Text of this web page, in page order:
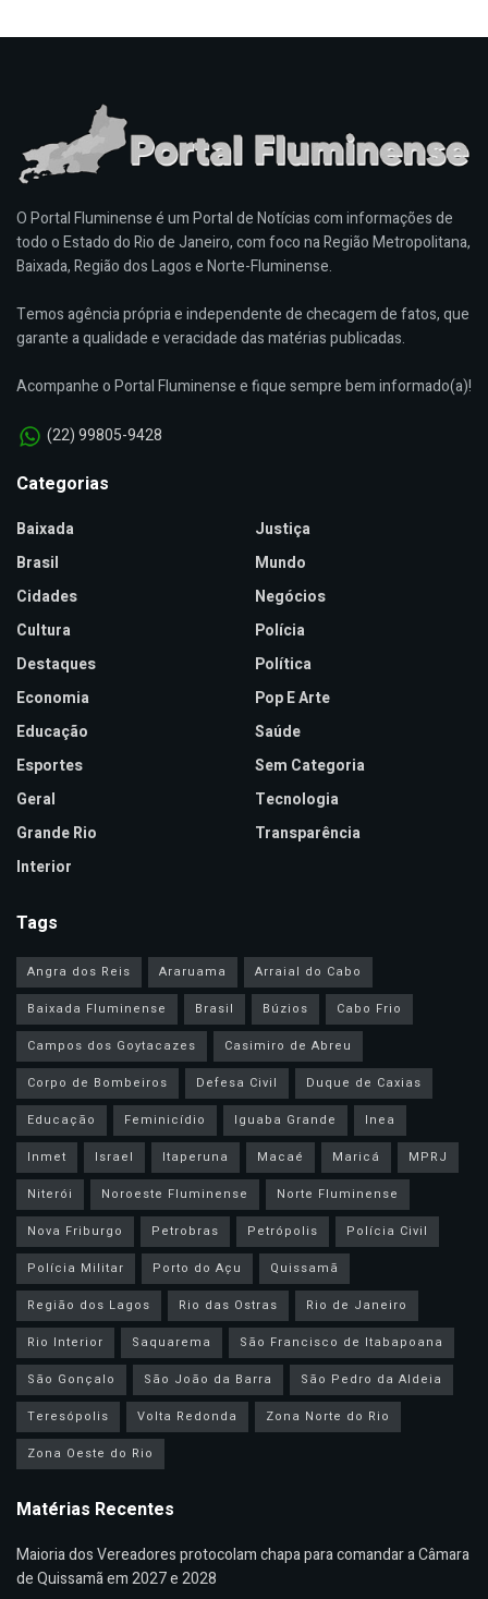
O Portal Fluminense é um Portal de Notícias com informações de
todo o Estado do Rio de Janeiro, com foco na Região Metropolitana,
Baixada, Região dos Lagos e Norte-Fluminense.
Temos agência própria e independente de checagem de fatos, que
garante a qualidade e veracidade das matérias publicadas.
Acompanhe o Portal Fluminense e fique sempre bem informado(a)!
(22) 99805-9428
Categorias
Baixada
Brasil
Cidades
Cultura
Destaques
Economia
Educação
Esportes
Geral
Grande Rio
Interior
Justiça
Mundo
Negócios
Polícia
Política
Pop E Arte
Saúde
Sem Categoria
Tecnologia
Transparência
Tags
Angra dos Reis Araruama
Arraial do Cabo
Baixada Fluminense
Brasil Búzios
Cabo Frio
Campos dos Goytacazes
Casimiro de Abreu
Corpo de Bombeiros
Defesa Civil
Duque de Caxias
Educação
Feminicídio Iguaba Grande
Inea
Inmet
Israel Itaperuna Macaé Maricá
MPRJ
Niterói
Noroeste Fluminense
Norte Fluminense
Nova Friburgo
Petrobras Petrópolis
Polícia Civil
Polícia Militar
Porto do Açu
Quissamã
Região dos Lagos
Rio das Ostras
Rio de Janeiro
Rio Interior
Saquarema
São Francisco de Itabapoana
São Gonçalo
São João da Barra
São Pedro da Aldeia
Teresópolis
Volta Redonda
Zona Norte do Rio
Zona Oeste do Rio
Matérias Recentes
Maioria dos Vereadores protocolam chapa para comandar a Câmara
de Quissamã em 2027 e 2028